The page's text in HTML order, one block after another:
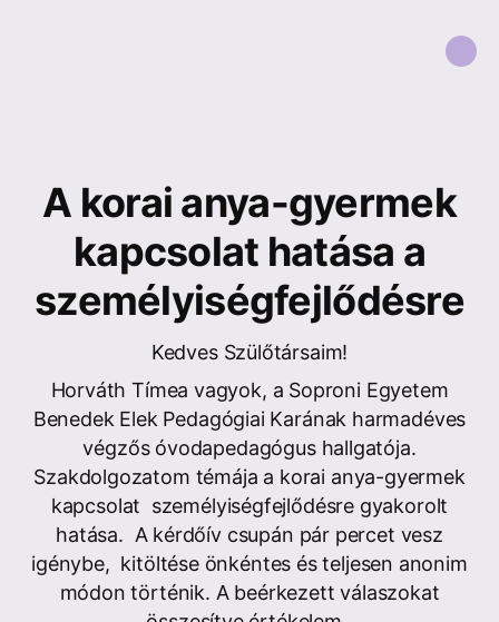
A korai anya-gyermek
kapcsolat hatása a
személyiségfejlődésre
Kedves Szülőtársaim!
Horváth Tímea vagyok, a Soproni Egyetem
Benedek Elek Pedagógiai Karának harmadéves
végzős óvodapedagógus hallgatója.
Szakdolgozatom témája a korai anya-gyermek
kapcsolat személyiségfejlődésre gyakorolt
hatása. A kérdőív csupán pár percet vesz
igénybe, kitöltése önkéntes és teljesen anonim
módon történik. A beérkezett válaszokat